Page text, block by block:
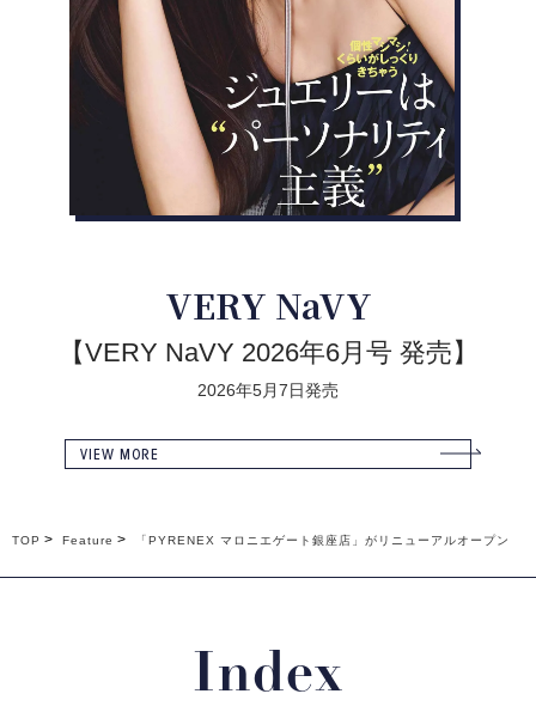
VERY NaVY
【VERY NaVY 2026年6月号 発売】
2026年5月7日発売
VIEW MORE
TOP Feature 「PYRENEX マロニエゲート銀座店」がリニューアルオープン
Index